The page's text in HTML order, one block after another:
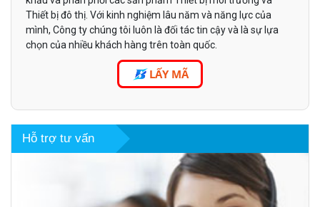
Thiết bị đô thị. Với kinh nghiệm lâu năm và năng lực của
mình, Công ty chúng tôi luôn là đối tác tin cậy và là sự lựa
chọn của nhiều khách hàng trên toàn quốc.
LẤY MÃ
Hỗ trợ tư vấn